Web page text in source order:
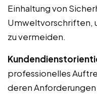
Einhaltung von
Umweltvorschriften,
zu vermeiden.
professionelles
deren Anforderungen